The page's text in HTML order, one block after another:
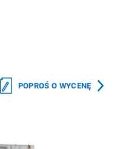
POPROŚ O WYCENĘ